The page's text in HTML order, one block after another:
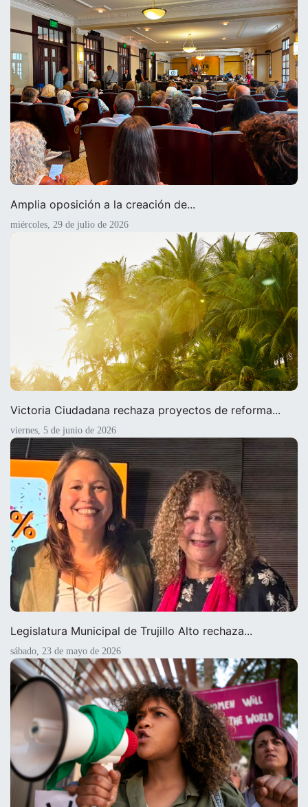
Amplia oposición a la creación de...
miércoles, 29 de julio de 2026
Victoria Ciudadana rechaza proyectos de reforma...
viernes, 5 de junio de 2026
Legislatura Municipal de Trujillo Alto rechaza...
sábado, 23 de mayo de 2026